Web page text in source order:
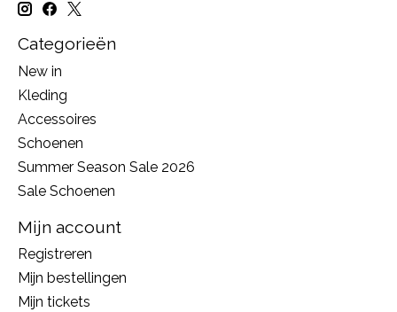
Categorieën
New in
Kleding
Accessoires
Schoenen
Summer Season Sale 2026
Sale Schoenen
Mijn account
Registreren
Mijn bestellingen
Mijn tickets